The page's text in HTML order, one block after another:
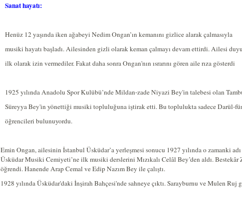
Sanat hayatı:
Henüz 12 yaşında iken ağabeyi Nedim Ongan’ın kemanını gizlice alarak çalmasıyla
musiki hayatı başladı. Ailesinden gizli olarak keman çalmayı devam ettirdi. Ailesi
ilk olarak izin vermediler. Fakat daha sonra Ongan'nın ısrarını gören aile rıza gösterdi
1925 yılında Anadolu Spor Kulübü’nde Mildan-zade Niyazi Bey'in talebesi olan
Süreyya Bey'in yönettiği musiki topluluğuna iştirak etti. Bu toplulukta sadece Darül-
öğrencileri bulunuyordu.
Emin Ongan, ailesinin İstanbul Üsküdar’a yerleşmesi sonucu 1927 yılında o zamanki
Üsküdar Musiki Cemiyeti’ne ilk musiki derslerini Mızıkalı Celâl Bey’den aldı. Bestekâr
öğrendi. Hanende Arap Cemal ve Edip Nazım Bey ile çalıştı.
1928 yılında Üsküdar'daki İnşirah Bahçesi'nde sahneye çıktı. Sarayburnu ve Mulen Ruj